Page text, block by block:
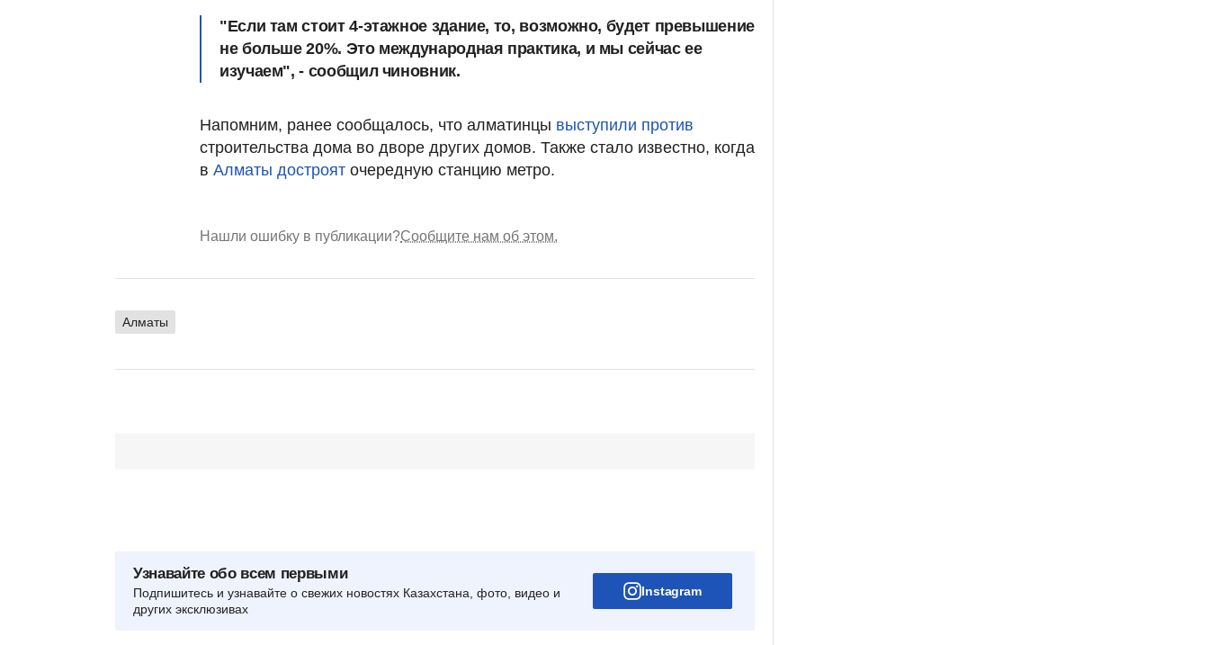
"Если там стоит 4-этажное здание, то, возможно, будет превышение
не больше 20%. Это международная практика, и мы сейчас ее
изучаем", - сообщил чиновник.
Напомним, ранее сообщалось, что алматинцы выступили против
строительства дома во дворе других домов. Также стало известно, когда
в Алматы достроят очередную станцию метро.
Нашли ошибку в публикации?Сообщите нам об этом.
Алматы
Узнавайте обо всем первыми
Подпишитесь и узнавайте о свежих новостях Казахстана, фото, видео и
других эксклюзивах
Instagram